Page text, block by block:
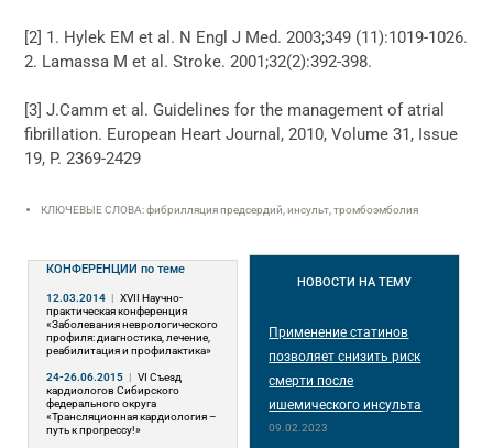
[2] 1. Hylek EM et al. N Engl J Med. 2003;349 (11):1019-1026.
2. Lamassa M et al. Stroke. 2001;32(2):392-398.
[3] J.Camm et al. Guidelines for the management of atrial
fibrillation. European Heart Journal, 2010, Volume 31, Issue
19, P. 2369-2429
КЛЮЧЕВЫЕ СЛОВА: фибрилляция предсердий, инсульт, тромбоэмболия
КОНФЕРЕНЦИИпо теме
12.03.2014 | XVII Научно-
практическая конференция
«Заболевания неврологического
профиля: диагностика, лечение,
реабилитация и профилактика»
24-26.06.2015 | VI Съезд
кардиологов Сибирского
федерального округа
«Трансляционная кардиология –
путь к прогрессу!»
НОВОСТИНА ТЕМУ
Применение статинов
позволяет снизить риск
смерти после
ишемического инсульта
09.02.2023